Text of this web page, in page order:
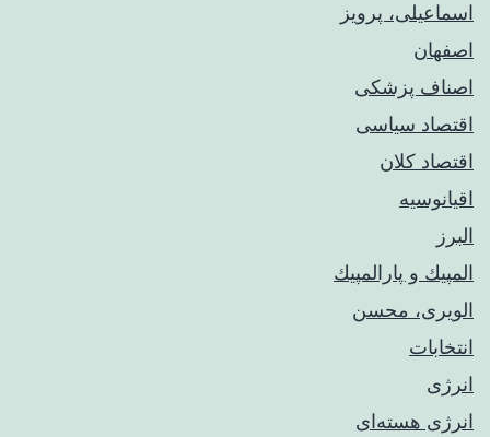
اسماعیلی، پرویز
اصفهان
اصناف پزشکی
اقتصاد سیاسی
اقتصاد کلان
اقیانوسیه
البرز
المپيك و پارالمپيك
الویری، محسن
انتخابات
انرژی
انرژی هسته‌ای